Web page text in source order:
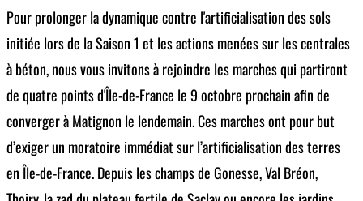
Pour prolonger la dynamique contre l'artificialisation des sols
initiée lors de la Saison 1 et les actions menées sur les centrales
à béton, nous vous invitons à rejoindre les marches qui partiront
de quatre points d'Île-de-France le 9 octobre prochain afin de
converger à Matignon le lendemain. Ces marches ont pour but
d’exiger un moratoire immédiat sur l’artificialisation des terres
en Île-de-France. Depuis les champs de Gonesse, Val Bréon,